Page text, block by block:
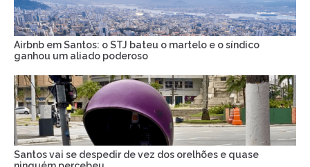
Airbnb em Santos: o STJ bateu o martelo e o síndico
ganhou um aliado poderoso
Santos vai se despedir de vez dos orelhões e quase